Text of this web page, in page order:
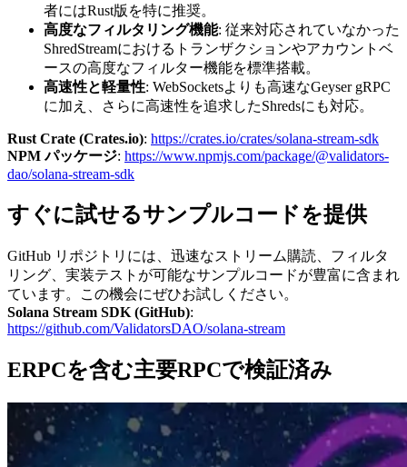
者にはRust版を特に推奨。
高度なフィルタリング機能: 従来対応されていなかった
ShredStreamにおけるトランザクションやアカウントベ
ースの高度なフィルター機能を標準搭載。
高速性と軽量性: WebSocketsよりも高速なGeyser gRPC
に加え、さらに高速性を追求したShredsにも対応。
Rust Crate (Crates.io): https://crates.io/crates/solana-stream-sdk
NPM パッケージ: https://www.npmjs.com/package/@validators-
dao/solana-stream-sdk
すぐに試せるサンプルコードを提供
GitHub リポジトリには、迅速なストリーム購読、フィルタ
リング、実装テストが可能なサンプルコードが豊富に含まれ
ています。この機会にぜひお試しください。
Solana Stream SDK (GitHub):
https://github.com/ValidatorsDAO/solana-stream
ERPCを含む主要RPCで検証済み